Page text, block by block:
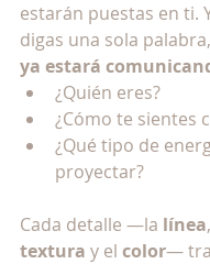
estarán puestas en ti.
digas una sola palabra,
ya estará
¿Quién eres?
¿Cómo te sientes
¿Qué tipo de
proyectar?
Cada detalle —la línea
textura y el color—